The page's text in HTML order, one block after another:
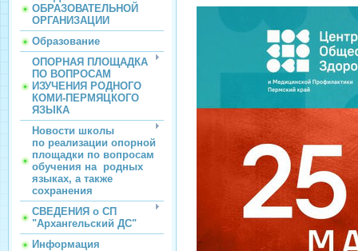
ОБРАЗОВАТЕЛЬНОЙ
ОРГАНИЗАЦИИ
Образование
ОПОРНАЯ ПЛОЩАДКА
ПО ВОПРОСАМ
ИЗУЧЕНИЯ РОДНОГО
КОМИ-ПЕРМЯЦКОГО
ЯЗЫКА
Новости школы
по реализации опорной
площадки по вопросам
обучения на родных
языках, а также
сохранения
СВЕДЕНИЯ о СП
"Архангельский ДС"
Информация